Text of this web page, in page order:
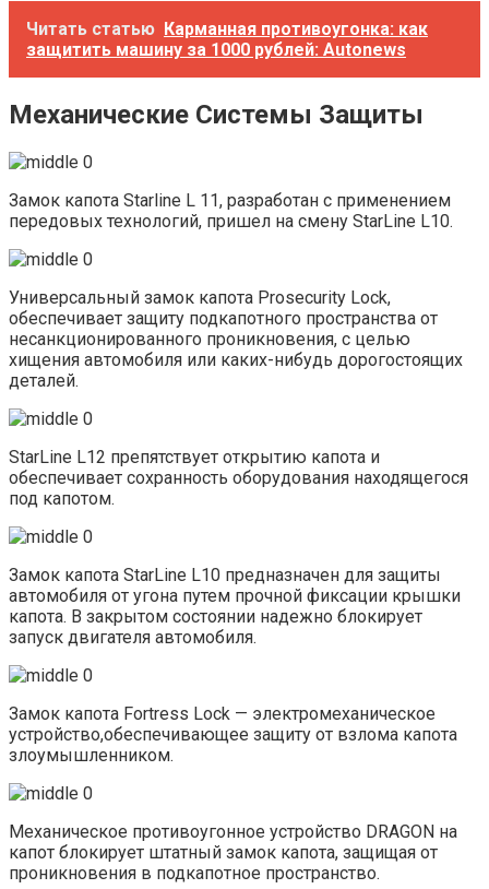
Читать статью Карманная противоугонка: как
защитить машину за 1000 рублей: Autonews
Механические Системы Защиты
Замок капота Starline L 11, разработан с применением
передовых технологий, пришел на смену StarLine L10.
Универсальный замок капота Prosecurity Lock,
обеспечивает защиту подкапотного пространства от
несанкционированного проникновения, с целью
хищения автомобиля или каких-нибудь дорогостоящих
деталей.
StarLine L12 препятствует открытию капота и
обеспечивает сохранность оборудования находящегося
под капотом.
Замок капота StarLine L10 предназначен для защиты
автомобиля от угона путем прочной фиксации крышки
капота. В закрытом состоянии надежно блокирует
запуск двигателя автомобиля.
Замок капота Fortress Lock — электромеханическое
устройство,обеспечивающее защиту от взлома капота
злоумышленником.
Механическое противоугонное устройство DRAGON на
капот блокирует штатный замок капота, защищая от
проникновения в подкапотное пространство.